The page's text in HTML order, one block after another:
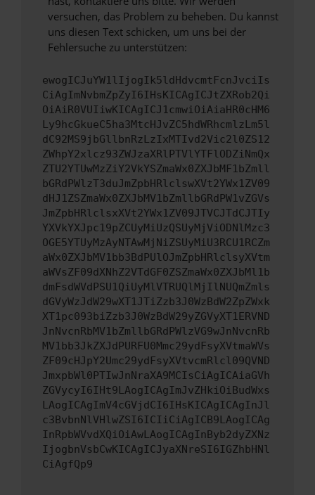
versuchen, das Problem zu beheben. Du kannst
uns diesen Text schicken, um uns bei der
Fehlersuche zu unterstützen:
ewogICJuYW1lIjogIk5ldHdvcmtFcnJvciIs
CiAgImNvbmZpZyI6IHsKICAgICJtZXRob2Qi
OiAiR0VUIiwKICAgICJ1cmwiOiAiaHR0cHM6
Ly9hcGkueC5ha3MtcHJvZC5hdWRhcmlzLm5l
dC92MS9jbGllbnRzLzIxMTIvd2Vic2l0ZS12
ZWhpY2xlcz93ZWJzaXRlPTVlYTFlODZiNmQx
ZTU2YTUwMzZiY2VkYSZmaWx0ZXJbMF1bZmll
bGRdPWlzT3duJmZpbHRlclswXVt2YWx1ZV09
dHJ1ZSZmaWx0ZXJbMV1bZmllbGRdPW1vZGVs
JmZpbHRlclsxXVt2YWx1ZV09JTVCJTdCJTIy
YXVkYXJpc19pZCUyMiUzQSUyMjViODNlMzc3
OGE5YTUyMzAyNTAwMjNiZSUyMiU3RCU1RCZm
aWx0ZXJbMV1bb3BdPUlOJmZpbHRlclsyXVtm
aWVsZF09dXNhZ2VTdGF0ZSZmaWx0ZXJbMl1b
dmFsdWVdPSU1QiUyMlVTRUQlMjIlNUQmZmls
dGVyWzJdW29wXT1JTiZzb3J0WzBdW2ZpZWxk
XT1pc093biZzb3J0WzBdW29yZGVyXT1ERVND
JnNvcnRbMV1bZmllbGRdPWlzVG9wJnNvcnRb
MV1bb3JkZXJdPURFU0Mmc29ydFsyXVtmaWVs
ZF09cHJpY2Umc29ydFsyXVtvcmRlcl09QVND
JmxpbWl0PTIwJnNraXA9MCIsCiAgICAiaGVh
ZGVycyI6IHt9LAogICAgImJvZHkiOiBudWxs
LAogICAgImV4cGVjdCI6IHsKICAgICAgInJl
c3BvbnNlVHlwZSI6ICIiCiAgICB9LAogICAg
InRpbWVvdXQiOiAwLAogICAgInByb2dyZXNz
IjogbnVsbCwKICAgICJyaXNreSI6IGZhbHNl
CiAgfQp9